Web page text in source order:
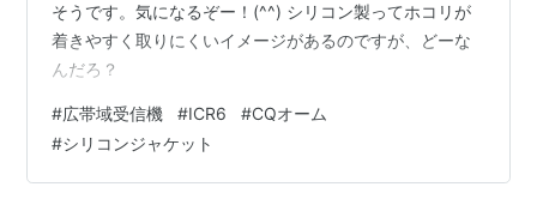
そうです。気になるぞー！(^^) シリコン製ってホコリが
着きやすく取りにくいイメージがあるのですが、どーな
んだろ？
#広帯域受信機 #ICR6 #CQオーム
#シリコンジャケット